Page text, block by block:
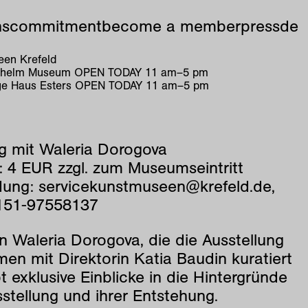
commitmentbecome a memberpressde
Krefeld
Museum OPEN TODAY 11 am–5 pm
Haus Esters OPEN TODAY 11 am–5 pm
mit Waleria Dorogova
4 EUR zzgl. zum Museumseintritt
servicekunstmuseen@krefeld.de,
97558137
Waleria Dorogova, die die Ausstellung
mit Direktorin Katia Baudin kuratiert
exklusive Einblicke in die Hintergründe
und ihrer Entstehung.